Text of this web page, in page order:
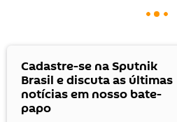
Cadastre-se na Sputnik
Brasil e discuta as últimas
notícias em nosso bate-
papo